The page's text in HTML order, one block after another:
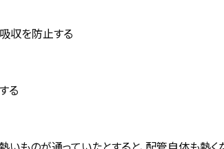
収を防止する
る